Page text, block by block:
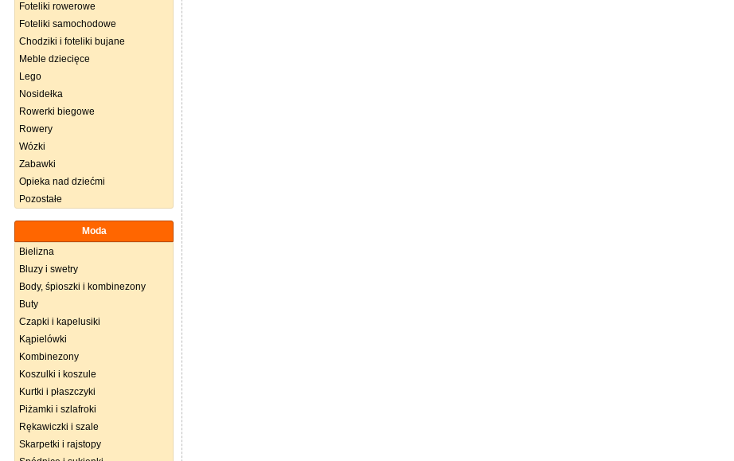
Foteliki rowerowe
Foteliki samochodowe
Chodziki i foteliki bujane
Meble dziecięce
Lego
Nosidełka
Rowerki biegowe
Rowery
Wózki
Zabawki
Opieka nad dziećmi
Pozostałe
Moda
Bielizna
Bluzy i swetry
Body, śpioszki i kombinezony
Buty
Czapki i kapelusiki
Kąpielówki
Kombinezony
Koszulki i koszule
Kurtki i płaszczyki
Piżamki i szlafroki
Rękawiczki i szale
Skarpetki i rajstopy